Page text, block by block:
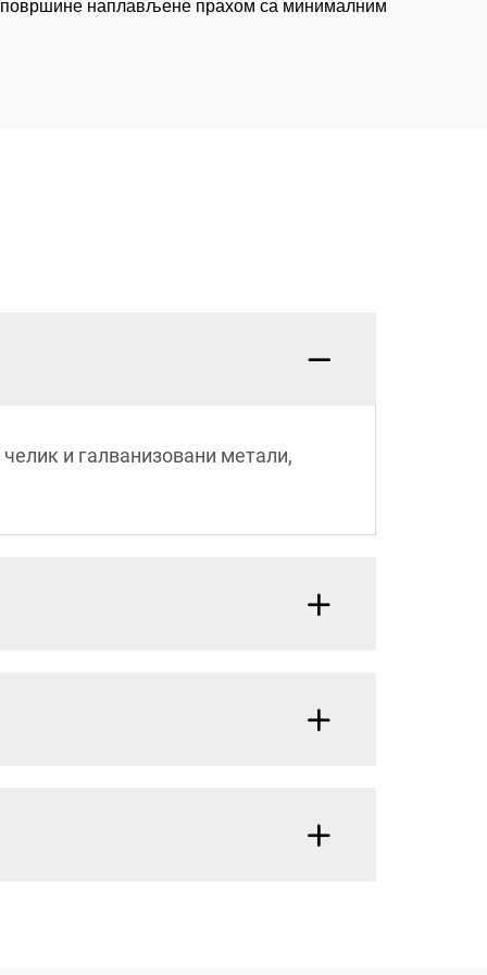
површине наплављене прахом са минималним
и галванизовани метали,